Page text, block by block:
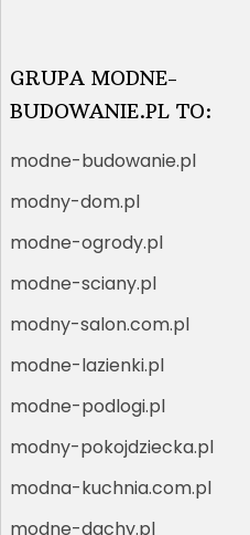
GRUPA MODNE-
BUDOWANIE.PL TO:
modne-budowanie.pl
modny-dom.pl
modne-ogrody.pl
modne-sciany.pl
modny-salon.com.pl
modne-lazienki.pl
modne-podlogi.pl
modny-pokojdziecka.pl
modna-kuchnia.com.pl
modne-dachy.pl